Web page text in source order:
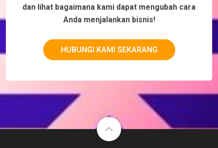
dan lihat bagaimana kami dapat mengubah cara
Anda menjalankan bisnis!
HUBUNGI KAMI SEKARANG